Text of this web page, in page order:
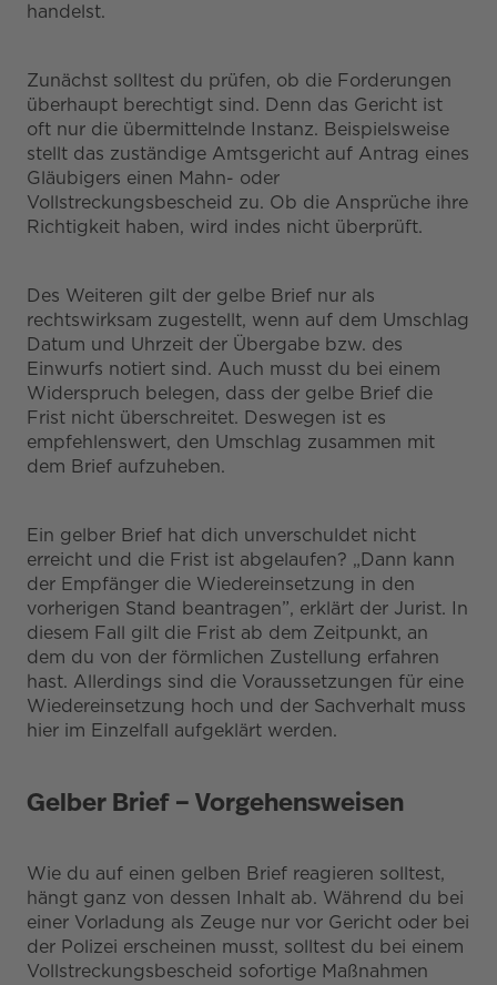
handelst.
Zunächst solltest du prüfen, ob die Forderungen
überhaupt berechtigt sind. Denn das Gericht ist
oft nur die übermittelnde Instanz. Beispielsweise
stellt das zuständige Amtsgericht auf Antrag eines
Gläubigers einen Mahn- oder
Vollstreckungsbescheid zu. Ob die Ansprüche ihre
Richtigkeit haben, wird indes nicht überprüft.
Des Weiteren gilt der gelbe Brief nur als
rechtswirksam zugestellt, wenn auf dem Umschlag
Datum und Uhrzeit der Übergabe bzw. des
Einwurfs notiert sind. Auch musst du bei einem
Widerspruch belegen, dass der gelbe Brief die
Frist nicht überschreitet. Deswegen ist es
empfehlenswert, den Umschlag zusammen mit
dem Brief aufzuheben.
Ein gelber Brief hat dich unverschuldet nicht
erreicht und die Frist ist abgelaufen? „Dann kann
der Empfänger die Wiedereinsetzung in den
vorherigen Stand beantragen”, erklärt der Jurist. In
diesem Fall gilt die Frist ab dem Zeitpunkt, an
dem du von der förmlichen Zustellung erfahren
hast. Allerdings sind die Voraussetzungen für eine
Wiedereinsetzung hoch und der Sachverhalt muss
hier im Einzelfall aufgeklärt werden.
Gelber Brief – Vorgehensweisen
Wie du auf einen gelben Brief reagieren solltest,
hängt ganz von dessen Inhalt ab. Während du bei
einer Vorladung als Zeuge nur vor Gericht oder bei
der Polizei erscheinen musst, solltest du bei einem
Vollstreckungsbescheid sofortige Maßnahmen